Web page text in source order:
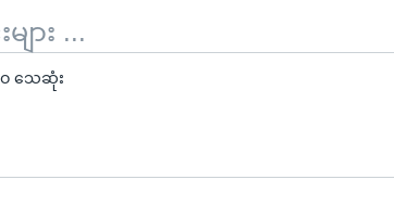
ား ...
သေဆုံး